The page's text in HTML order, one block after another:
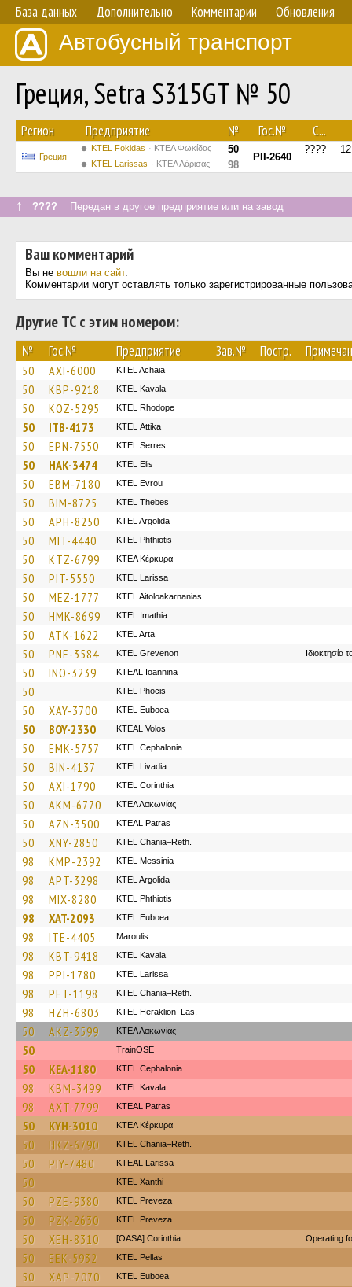
База данных Дополнительно Комментарии Обновления
Автобусный транспорт
Греция, Setra S315GT № 50
Регион Предприятие № Гос.№ С...
Греция
ΚΤΕL Fokidas ΚΤΕΛ Φωκίδας 50
PII-2640
????
KTEL Larissas ΚΤΕΛ Λάρισας 98
↑ ???? Передан в другое предприятие или на завод
Ваш комментарий
Вы не вошли на сайт.
Комментарии могут оставлять только зарегистрированные
Другие ТС с этим номером:
№ Гос.№ Предприятие Зав.№ Постр.
50 AXI-6000 KTEL Achaia
50 KBP-9218 KTEL Kavala
50 KOZ-5295 KTEL Rhodope
50 ITB-4173 KΤΕL Αttika
50 EPN-7550 KTEL Serres
50 HAK-3474 KTEL Elis
50 EBM-7180 KTEL Evrou
50 BIM-8725 KTEL Thebes
50 APH-8250 KTEL Argolida
50 MIT-4440 ΚΤΕL Phthiotis
50 KTZ-6799 ΚΤΕΛ Κέρκυρα
50 PIT-5550 KTEL Larissa
50 MEZ-1777 KTEL Aitoloakarnanias
50 HMK-8699 KTEL Imathia
50 ATK-1622 KTEL Arta
50 PNE-3584 ΚΤΕL Grevenon Ιδιοκτησία
50 INO-3239 KTEAL Ioannina
50 ΚΤΕL Phocis
50 XAY-3700 ΚΤΕL Euboea
50 BOY-2330 KTEAL Volos
50 EMK-5757 KTEL Cephalonia
50 BIN-4137 KTEL Livadia
50 AXI-1790 KTEL Corinthia
50 AKM-6770 ΚΤΕΛ Λακωνίας
50 AZN-3500 KTEAL Patras
50 XNY-2850 KTEL Chania–Reth.
98 KMP-2392 KTEL Messinia
98 APT-3298 KTEL Argolida
98 MIX-8280 ΚΤΕL Phthiotis
98 XAT-2093 ΚΤΕL Euboea
98 ITE-4405 Maroulis
98 KBT-9418 KTEL Kavala
98 PPI-1780 KTEL Larissa
98 PET-1198 KTEL Chania–Reth.
98 HZH-6803 KTEL Heraklion–Las.
50 AKZ-3599 ΚΤΕΛ Λακωνίας
50 TrainΟSE
50 KEA-1180 KTEL Cephalonia
98 KBM-3499 KTEL Kavala
98 AXT-7799 KTEAL Patras
50 KYH-3010 ΚΤΕΛ Κέρκυρα
50 HKZ-6790 KTEL Chania–Reth.
50 PIY-7480 KTEAL Larissa
50 KTEL Xanthi
50 PZE-9380 KTEL Preveza
50 PZK-2630 KTEL Preveza
50 XEH-8310 [OASA] Corinthia Operating
50 EEK-5932 KTEL Pellas
50 XAP-7070 ΚΤΕL Euboea